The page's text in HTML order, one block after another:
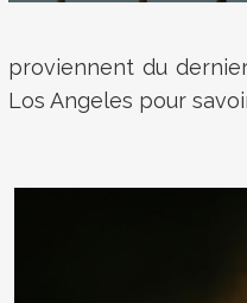
proviennent du
Los Angeles pour